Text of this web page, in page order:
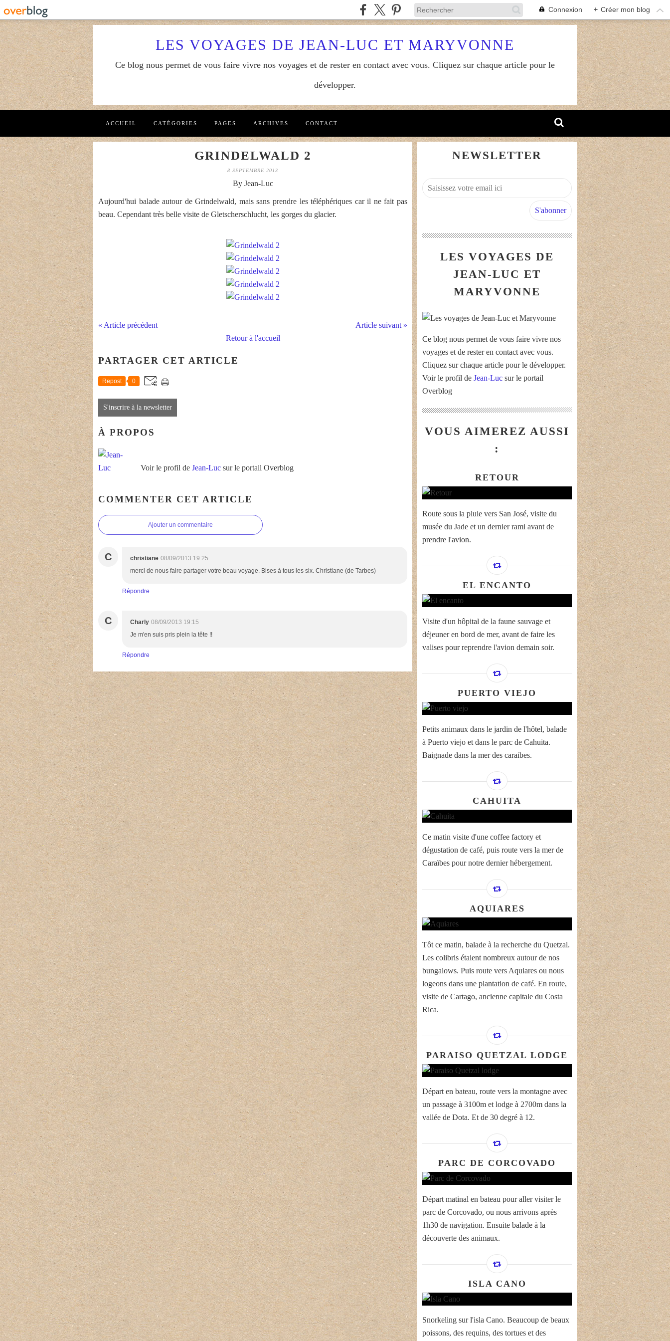
Connexion + Créer mon blog
LES VOYAGES DE JEAN-LUC ET MARYVONNE
Ce blog nous permet de vous faire vivre nos voyages et de rester en contact avec vous. Cliquez sur chaque article pour le
développer.
ACCUEIL CATÉGORIES PAGES ARCHIVES CONTACT
GRINDELWALD 2
8 SEPTEMBRE 2013
By Jean-Luc
Aujourd'hui balade autour de Grindelwald, mais sans prendre les téléphériques car il ne fait pas
beau. Cependant très belle visite de Gletscherschlucht, les gorges du glacier.
« Article précédent
Article suivant »
Retour à l'accueil
PARTAGER CET ARTICLE
Repost 0
S'inscrire à la newsletter
À PROPOS
Voir le profil de Jean-Luc sur le portail Overblog
COMMENTER CET ARTICLE
Ajouter un commentaire
C christiane 08/09/2013 19:25
merci de nous faire partager votre beau voyage. Bises à tous les six. Christiane (de Tarbes)
Répondre
C Charly 08/09/2013 19:15
Je m'en suis pris plein la tête !!
Répondre
NEWSLETTER
LES VOYAGES DE
JEAN-LUC ET
MARYVONNE
Ce blog nous permet de vous faire vivre nos
voyages et de rester en contact avec vous.
Cliquez sur chaque article pour le développer.
Voir le profil de Jean-Luc sur le portail
Overblog
VOUS AIMEREZ AUSSI
:
RETOUR
Route sous la pluie vers San José, visite du
musée du Jade et un dernier rami avant de
prendre l'avion.
EL ENCANTO
Visite d'un hôpital de la faune sauvage et
déjeuner en bord de mer, avant de faire les
valises pour reprendre l'avion demain soir.
PUERTO VIEJO
Petits animaux dans le jardin de l'hôtel, balade
à Puerto viejo et dans le parc de Cahuita.
Baignade dans la mer des caraibes.
CAHUITA
Ce matin visite d'une coffee factory et
dégustation de café, puis route vers la mer de
Caraïbes pour notre dernier hébergement.
AQUIARES
Tôt ce matin, balade à la recherche du Quetzal.
Les colibris étaient nombreux autour de nos
bungalows. Puis route vers Aquiares ou nous
logeons dans une plantation de café. En route,
visite de Cartago, ancienne capitale du Costa
Rica.
PARAISO QUETZAL LODGE
Départ en bateau, route vers la montagne avec
un passage à 3100m et lodge à 2700m dans la
vallée de Dota. Et de 30 degré à 12.
PARC DE CORCOVADO
Départ matinal en bateau pour aller visiter le
parc de Corcovado, ou nous arrivons après
1h30 de navigation. Ensuite balade à la
découverte des animaux.
ISLA CANO
Snorkeling sur l'isla Cano. Beaucoup de beaux
poissons, des requins, des tortues et des